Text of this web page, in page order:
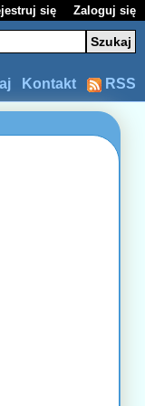
się Zaloguj się
RSS
Kontakt